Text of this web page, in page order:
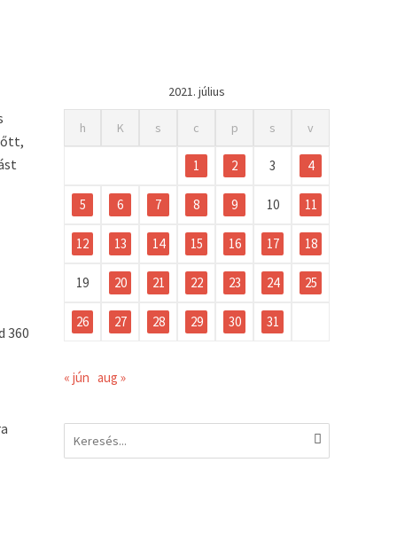
360
2021. július
h K s c p s v
1 2 3 4
5 6 7 8 9 10 11
12 13 14 15 16 17 18
19 20 21 22 23 24 25
26 27 28 29 30 31
« jún aug »